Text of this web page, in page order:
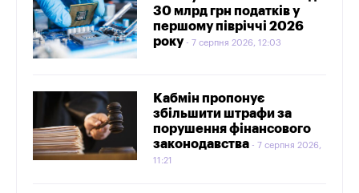
30 млрд грн податків у
першому півріччі 2026
року
7 серпня 2026, 12:03
Кабмін пропонує
збільшити штрафи за
порушення фінансового
законодавства
7 серпня 2026,
11:21